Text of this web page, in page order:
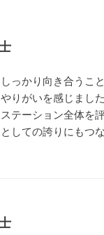
っかり向き合うこ
りがいを感じまし
テーション全体を
しての誇りにもつ